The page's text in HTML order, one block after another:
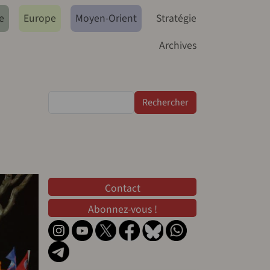
Europe Moyen-Orient
Stratégie
Archives
Contact
Abonnez-vous !